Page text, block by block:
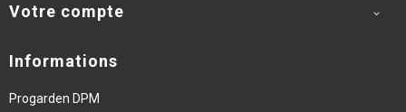
Votre compte 
Informations
Progarden DPM